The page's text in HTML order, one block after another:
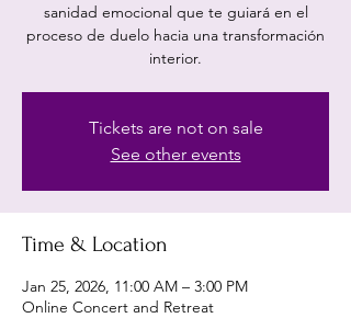
sanidad emocional que te guiará en el
proceso de duelo hacia una transformación
interior.
Tickets are not on sale
See other events
Time & Location
Jan 25, 2026, 11:00 AM – 3:00 PM
Online Concert and Retreat